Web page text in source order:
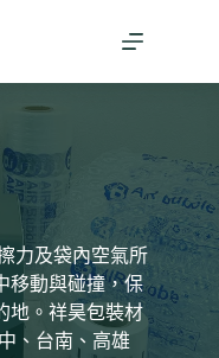
力及袋內空氣所
移動與碰撞，保
地。祥昊包裝材
、台南、高雄